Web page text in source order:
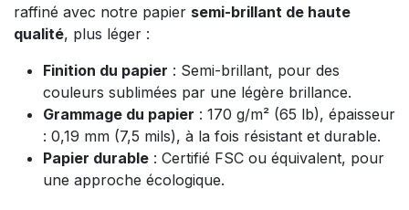
raffiné avec notre papier semi-brillant de haute
qualité, plus léger :
Finition du papier : Semi-brillant, pour des
couleurs sublimées par une légère brillance.
Grammage du papier : 170 g/m² (65 lb), épaisseur
: 0,19 mm (7,5 mils), à la fois résistant et durable.
Papier durable : Certifié FSC ou équivalent, pour
une approche écologique.